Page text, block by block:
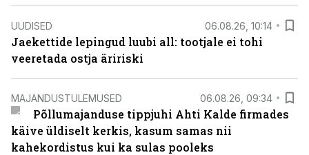
UUDISED 06.08.26, 10:14
Jaekettide lepingud luubi all: tootjale ei tohi
veeretada ostja äririski
MAJANDUSTULEMUSED 06.08.26, 09:34
Põllumajanduse tippjuhi Ahti Kalde firmades
käive üldiselt kerkis, kasum samas nii
kahekordistus kui ka sulas pooleks